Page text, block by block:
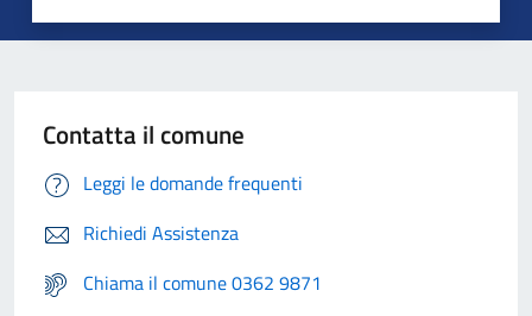
Contatta il comune
Leggi le domande frequenti
Richiedi Assistenza
Chiama il comune 0362 9871